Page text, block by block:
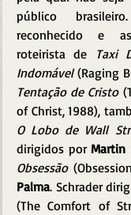
público
reconhecido e
roteirista de
Taxi
Indomável (Raging
Tentação de Cristo
of Christ, 1988),
O Lobo de Wall
dirigidos por Martin
Obsessão
Palma. Schrader
(The Comfort of